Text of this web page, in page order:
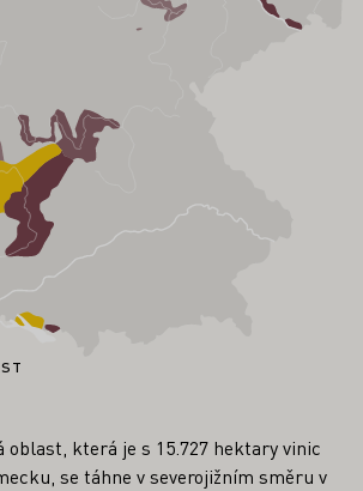
oblast, která je s 15.727 hektary vinic
se táhne v severojižním směru v